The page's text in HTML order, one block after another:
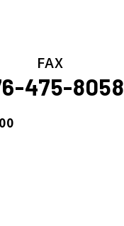
FAX
475-8058